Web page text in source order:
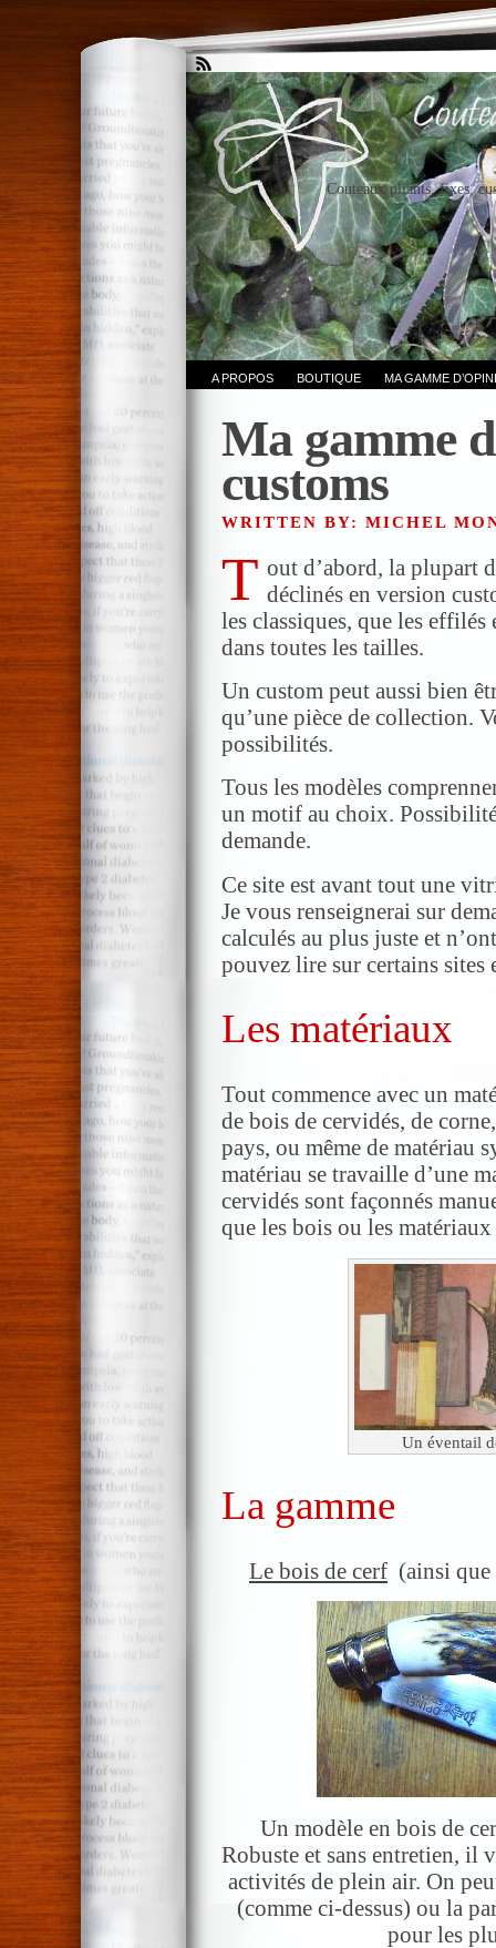
Couteaux pliants, fixes,
A PROPOS BOUTIQUE MA GAMME
Ma gamme
customs
WRITTEN BY: MICHEL
T out d’abord, la plupart
déclinés en version
les classiques, que les
dans toutes les tailles.
Un custom peut aussi bien
qu’une pièce de collection.
possibilités.
Tous les modèles
un motif au choix.
demande.
Ce site est avant tout une
Je vous renseignerai sur
calculés au plus juste et
pouvez lire sur certains sites
Les matériaux
Tout commence avec un
de bois de cervidés, de
pays, ou même de matériau
matériau se travaille d’une
cervidés sont façonnés
que les bois ou les
Un éventail
La gamme
Le bois de cerf (ainsi
Un modèle en bois de
Robuste et sans entretien, il
activités de plein air. On
(comme ci-dessus) ou la
pour les